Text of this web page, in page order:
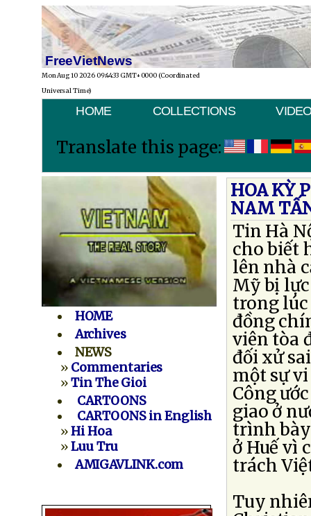
FreeVietNews
Mon Aug 10 2026 09:44:33 GMT+0000 (Coordinated
Universal Time)
HOME COLLECTIONS
Translate this page:
HOME
Archives
NEWS
» Commentaries
»Tin The Gioi
CARTOONS
CARTOONS in English
»Hi Hoa
»Luu Tru
AMIGAVLINK.com
HOA KỲ
NAM
Tin Hà
cho biết
lên nhà
Mỹ bị
trong
đồng
viên tòa
đối xử
một sự
Công
giao ở
trình
ở Huế vì
trách
Tuy